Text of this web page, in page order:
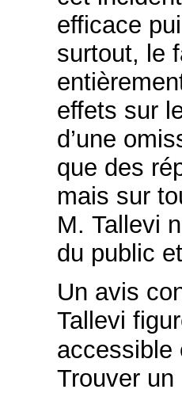
efficace
surtout, le
effets sur
d’une
que des
mais sur
M. Tallevi
du public
Un avis
Tallevi
Trouver